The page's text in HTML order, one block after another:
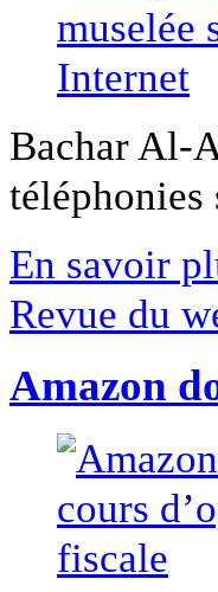
Bachar Al-
téléphonies
En savoir
Revue du
Amazon